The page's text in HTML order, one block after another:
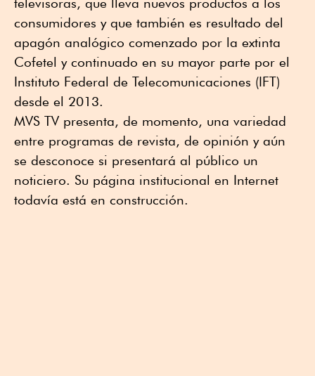
consumidores y que también es resultado del
apagón analógico comenzado por la extinta
Cofetel y continuado en su mayor parte por el
Instituto Federal de Telecomunicaciones (IFT)
desde el 2013.
MVS TV presenta, de momento, una variedad
entre programas de revista, de opinión y aún
se desconoce si presentará al público un
noticiero. Su página institucional en Internet
todavía está en construcción.